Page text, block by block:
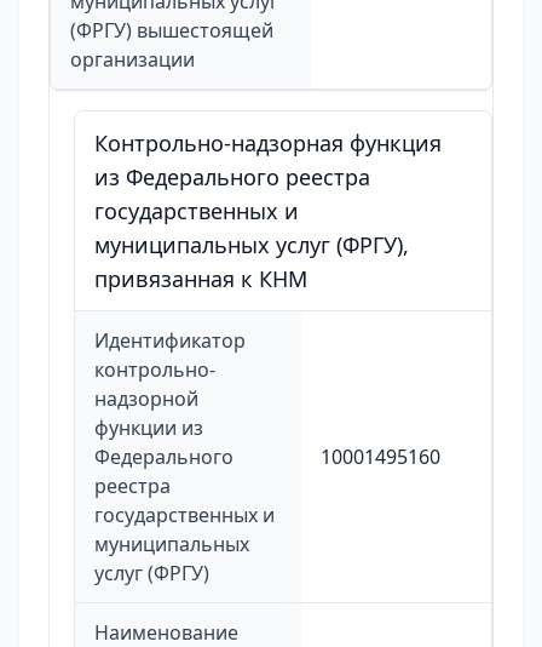
(ФРГУ) вышестоящей
организации
Контрольно-надзорная функция
из Федерального реестра
государственных и
муниципальных услуг (ФРГУ),
привязанная к КНМ
Идентификатор
контрольно-
надзорной
функции из
Федерального
реестра
государственных и
муниципальных
услуг (ФРГУ)
10001495160
Наименование